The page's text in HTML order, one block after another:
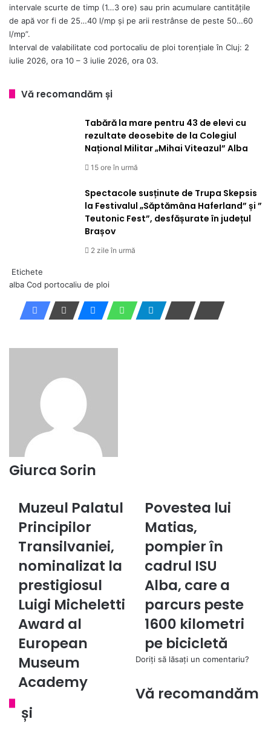
intervale scurte de timp (1…3 ore) sau prin acumulare cantitățile
de apă vor fi de 25…40 l/mp și pe arii restrânse de peste 50…60
l/mp”.
Interval de valabilitate cod portocaliu de ploi torențiale în Cluj: 2
iulie 2026, ora 10 – 3 iulie 2026, ora 03.
Vă recomandăm și
Tabără la mare pentru 43 de elevi cu
rezultate deosebite de la Colegiul
Național Militar „Mihai Viteazul” Alba
15 ore în urmă
Spectacole susținute de Trupa Skepsis
la Festivalul „Săptămâna Haferland” și ”
Teutonic Fest”, desfășurate în județul
Brașov
2 zile în urmă
Etichete
alba Cod portocaliu de ploi
Giurca Sorin
Muzeul
Palatul
Principilor
Transilvaniei,
nominalizat
la
prestigiosul
Luigi
Micheletti
Award
al
European
Museum
Academy
Muzeul Palatul
Principilor
Transilvaniei,
nominalizat la
prestigiosul
Luigi Micheletti
Award al
European
Museum
Academy
Povestea
lui
Matias,
pompier
în
cadrul
ISU
Alba,
care
a
parcurs
peste
1600
bicicletă
Povestea lui
Matias,
pompier în
cadrul ISU
Alba, care a
parcurs peste
1600 kilometri
pe bicicletă
Doriți să lăsați un comentariu?
Vă recomandăm
și